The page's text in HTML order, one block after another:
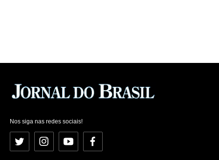
Nos siga nas redes sociais!
Twitter InstagramYouTubeFacebook